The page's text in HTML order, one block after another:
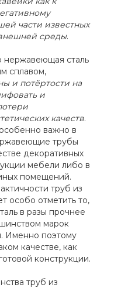
части известных
среды.
нержавеющая сталь
сплавом,
и потёртости на
и
качеств.
важно в
трубы
декоративных
мебели либо в
помещений.
труб из
особо отметить то,
в разы прочнее
марок
Именно поэтому
качестве, как
конструкции.
труб из